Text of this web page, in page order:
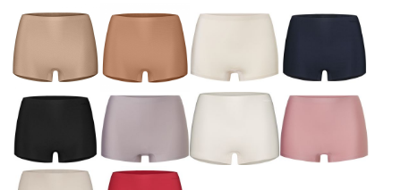
Bruin
Bruin Beige
Zwart Beige Wit
Beige